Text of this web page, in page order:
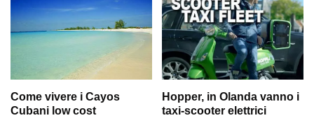
Come vivere i Cayos
Cubani low cost
Hopper, in Olanda vanno i
taxi-scooter elettrici